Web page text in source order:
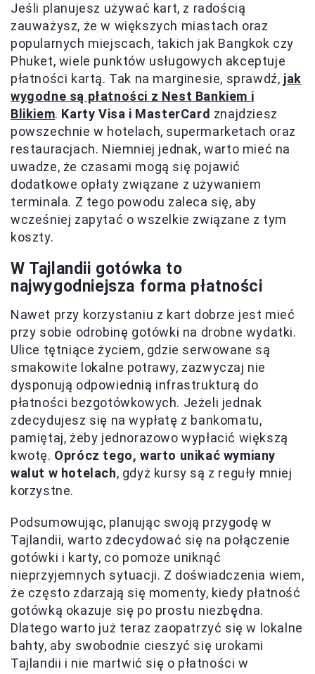
Jeśli planujesz używać kart, z radością
zauważysz, że w większych miastach oraz
popularnych miejscach, takich jak Bangkok czy
Phuket, wiele punktów usługowych akceptuje
płatności kartą. Tak na marginesie, sprawdź, jak
wygodne są płatności z Nest Bankiem i
Blikiem. Karty Visa i MasterCard znajdziesz
powszechnie w hotelach, supermarketach oraz
restauracjach. Niemniej jednak, warto mieć na
uwadze, że czasami mogą się pojawić
dodatkowe opłaty związane z używaniem
terminala. Z tego powodu zaleca się, aby
wcześniej zapytać o wszelkie związane z tym
koszty.
W Tajlandii gotówka to
najwygodniejsza forma płatności
Nawet przy korzystaniu z kart dobrze jest mieć
przy sobie odrobinę gotówki na drobne wydatki.
Ulice tętniące życiem, gdzie serwowane są
smakowite lokalne potrawy, zazwyczaj nie
dysponują odpowiednią infrastrukturą do
płatności bezgotówkowych. Jeżeli jednak
zdecydujesz się na wypłatę z bankomatu,
pamiętaj, żeby jednorazowo wypłacić większą
kwotę. Oprócz tego, warto unikać wymiany
walut w hotelach, gdyż kursy są z reguły mniej
korzystne.
Podsumowując, planując swoją przygodę w
Tajlandii, warto zdecydować się na połączenie
gotówki i karty, co pomoże uniknąć
nieprzyjemnych sytuacji. Z doświadczenia wiem,
że często zdarzają się momenty, kiedy płatność
gotówką okazuje się po prostu niezbędna.
Dlatego warto już teraz zaopatrzyć się w lokalne
bahty, aby swobodnie cieszyć się urokami
Tajlandii i nie martwić się o płatności w